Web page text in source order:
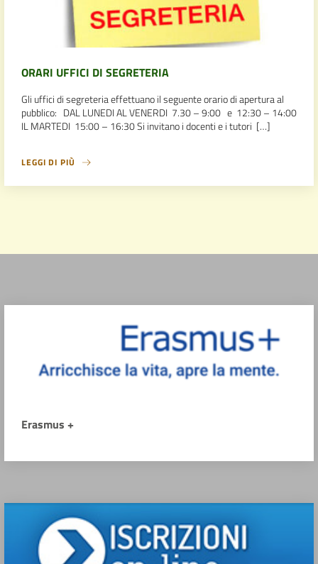
ORARI UFFICI DI SEGRETERIA
Gli uffici di segreteria effettuano il seguente orario di apertura al
pubblico: DAL LUNEDI AL VENERDI 7.30 – 9:00 e 12:30 – 14:00
IL MARTEDI 15:00 – 16:30 Si invitano i docenti e i tutori […]
LEGGI DI PIÙ
Erasmus +